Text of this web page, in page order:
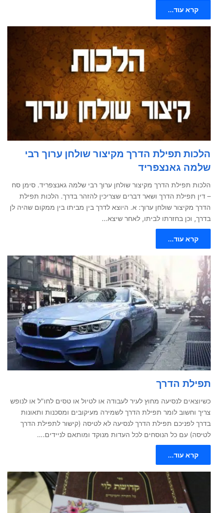
קרא עוד...
הלכות תפילת הדרך מקיצור שולחן ערוך רבי
שלמה גאנצפריד
הלכות תפילת הדרך מקיצור שולחן ערוך רבי שלמה גאנצפריד. סימן סח
– דין תפילת הדרך ושאר דברים שצריכין להזהר בדרך. הלכות תפילת
הדרך מקיצור שולחן ערוך: א. היוצא לדרך בין מביתו בין ממקום שהיה לן
בדרך, וכן בחזרתו לביתו, לאחר שיצא…
קרא עוד...
תפילת הדרך
כשיוצאים לנסיעה מחוץ לעיר לעבודה או לטיול או טסים לחו"ל או לנופש
צריך וחשוב לומר תפילת הדרך לשמירה מעיקובים ומסכנות ותאונות
בדרך לפניכם תפילת הדרך לנסיעה לא לטיסה (קישור לתפילת הדרך
לטיסה) עם כל הנוסחים לכל העדות מנוקד ומותאם לניידים.…
קרא עוד...